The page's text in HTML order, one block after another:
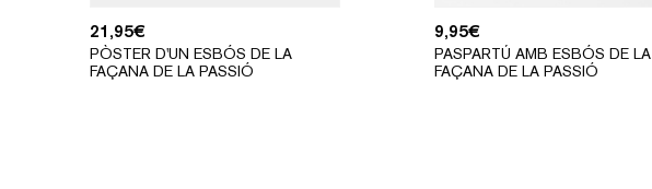
21,95€
PÒSTER D'UN ESBÓS DE LA
FAÇANA DE LA PASSIÓ
9,95€
PASPARTÚ AMB ESBÓS DE LA
FAÇANA DE LA PASSIÓ